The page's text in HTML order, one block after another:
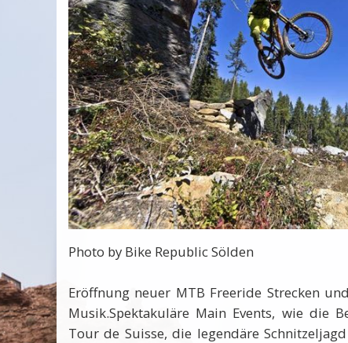
Photo by Bike Republic Sölden
Eröffnung neuer MTB Freeride Strecken
Musik.Spektakuläre Main Events, wie die
Tour de Suisse, die legendäre